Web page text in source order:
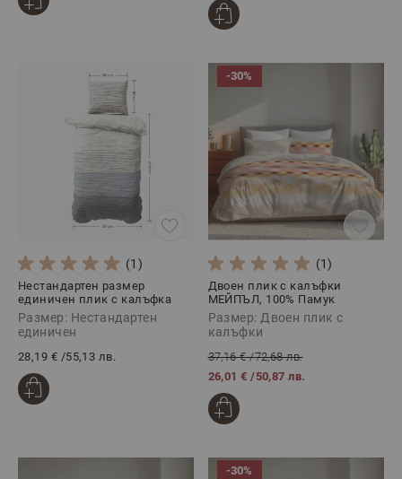
(1)
Нестандартен размер
единичен плик с калъфка
135/200 + 80/80 МИСТ, 100%
Памук Ранфорс, 2 части
Размер: Нестандартен
единичен
28,19 € /55,13 лв.
-30%
(1)
Двоен плик с калъфки
МЕЙПЪЛ, 100% Памук
Ранфорс, 3 части
Размер: Двоен плик с
калъфки
37,16 €/72,68 лв.
26,01 € /50,87 лв.
-30%